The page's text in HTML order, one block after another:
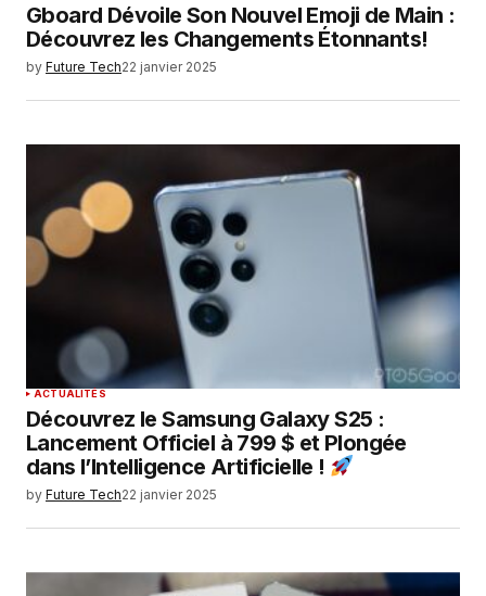
Gboard Dévoile Son Nouvel Emoji de Main :
Découvrez les Changements Étonnants!
by Future Tech22 janvier 2025
ACTUALITÉS
Découvrez le Samsung Galaxy S25 :
Lancement Officiel à 799 $ et Plongée
dans l’Intelligence Artificielle !
by Future Tech22 janvier 2025